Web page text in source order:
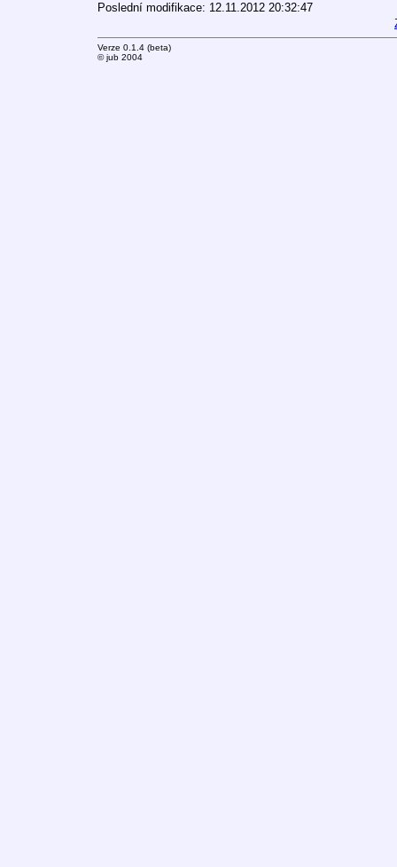
Poslední modifikace: 12.11.2012 20:32:47
Verze 0.1.4 (beta)
© jub 2004